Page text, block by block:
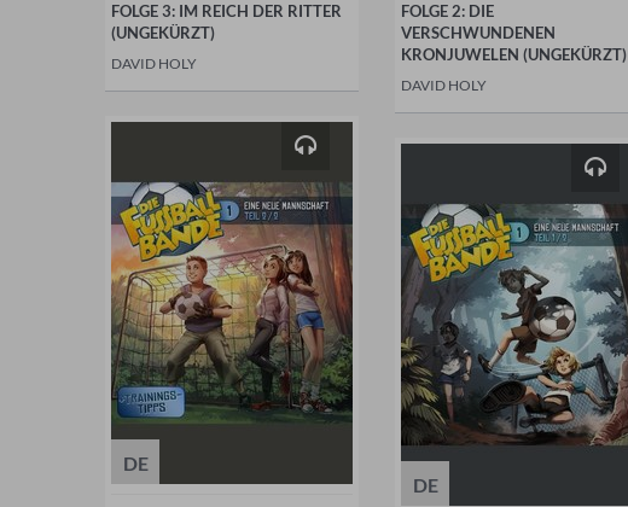
FOLGE 3: IM REICH DER RITTER
(UNGEKÜRZT)
DAVID HOLY
FOLGE 2: DIE
VERSCHWUNDENEN
KRONJUWELEN (UNGEKÜRZT)
DAVID HOLY
DE
DE